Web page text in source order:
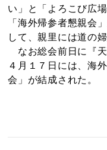
い」と「よろこび広
「海外帰参者懇親会
して、親里には道の
なお総会前日に『
４月１７日には、海
会」が結成された。